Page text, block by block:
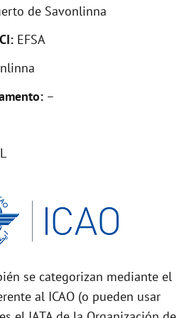
d
e
o
de Savonlinna
EFSA
–
se categorizan mediante el
al ICAO (o pueden usar